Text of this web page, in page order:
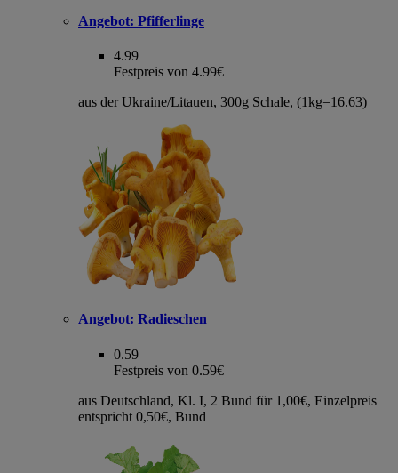
Angebot: Pfifferlinge
4.99
Festpreis von 4.99€
aus der Ukraine/Litauen, 300g Schale, (1kg=16.63)
Angebot: Radieschen
0.59
Festpreis von 0.59€
aus Deutschland, Kl. I, 2 Bund für 1,00€, Einzelpreis
entspricht 0,50€, Bund